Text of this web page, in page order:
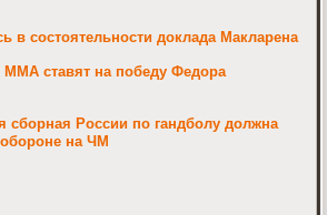
в состоятельности доклада Макларена
ММА ставят на победу Федора
сборная России по гандболу должна
обороне на ЧМ